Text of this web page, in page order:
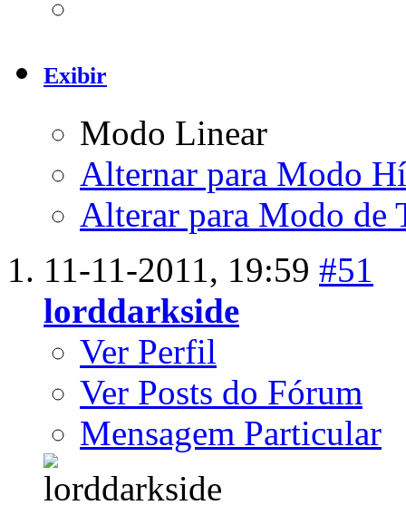
Exibir
Modo Linear
Alternar para Modo
Alterar para Modo de
11-11-2011, 19:59 #51
lorddarkside
Ver Perfil
Ver Posts do Fórum
Mensagem Particular